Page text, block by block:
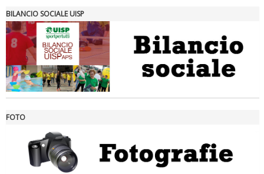
Ddl Lobby, Uisp: “Il Parlamento valorizzi le nostre specificità"
BILANCIO SOCIALE UISP
FOTO